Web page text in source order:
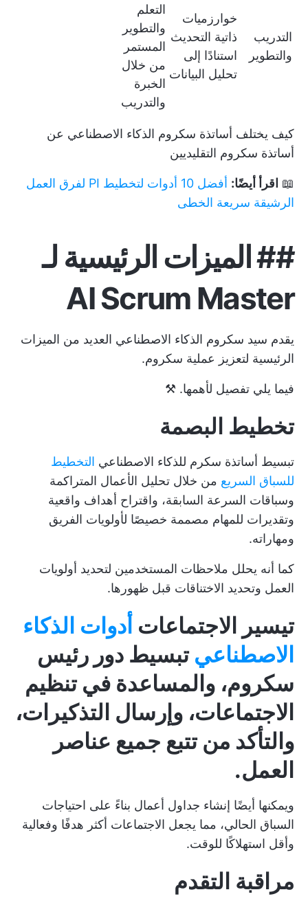
التدريب
والتطوير
خوارزميات
ذاتية التحديث
استنادًا إلى
تحليل البيانات
التعلم
والتطوير
المستمر
من خلال
الخبرة
والتدريب
كيف يختلف أساتذة سكروم الذكاء الاصطناعي عن
أساتذة سكروم التقليديين
📖 اقرأ أيضًا:
أفضل 10 أدوات لتخطيط PI لفرق العمل
الرشيقة سريعة الخطى
## الميزات الرئيسية لـ
AI Scrum Master
يقدم سيد سكروم الذكاء الاصطناعي العديد من الميزات
الرئيسية لتعزيز عملية سكروم.
فيما يلي تفصيل لأهمها. ⚒️
تخطيط البصمة
تبسيط أساتذة سكرم للذكاء الاصطناعي التخطيط
للسباق السريع من خلال تحليل الأعمال المتراكمة
وسباقات السرعة السابقة، واقتراح أهداف واقعية
وتقديرات للمهام مصممة خصيصًا لأولويات الفريق
ومهاراته.
كما أنه يحلل ملاحظات المستخدمين لتحديد أولويات
العمل وتحديد الاختناقات قبل ظهورها.
تيسير الاجتماعات أدوات الذكاء
الاصطناعي تبسيط دور رئيس
سكروم، والمساعدة في تنظيم
الاجتماعات، وإرسال التذكيرات،
والتأكد من تتبع جميع عناصر
العمل.
ويمكنها أيضًا إنشاء جداول أعمال بناءً على احتياجات
السباق الحالي، مما يجعل الاجتماعات أكثر هدفًا وفعالية
وأقل استهلاكًا للوقت.
مراقبة التقدم